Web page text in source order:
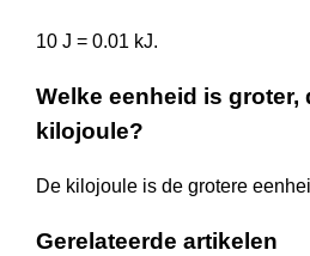
10 J = 0.01 kJ.
Welke eenheid is groter,
kilojoule?
De kilojoule is de grotere
Gerelateerde artikelen